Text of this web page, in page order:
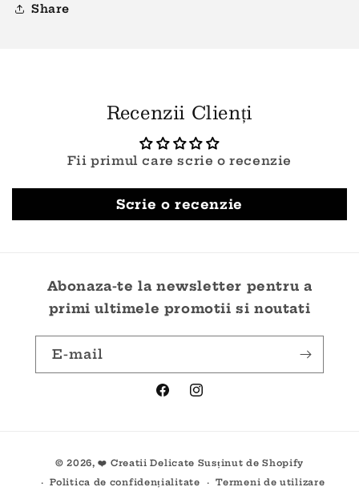
Share
Recenzii Clienți
Fii primul care scrie o recenzie
Scrie o recenzie
Abonaza-te la newsletter pentru a
primi ultimele promotii si noutati
E-mail
FacebookInstagram
de
© 2026,❤️ Creatii Delicate Susținut de Shopify
Politica de confidențialitate
Termeni de utilizare